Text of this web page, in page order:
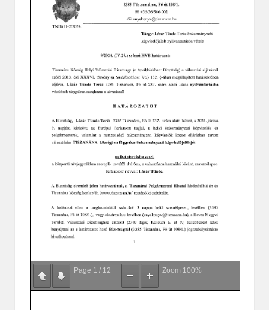
Page 1 / 12 Zoom 100%